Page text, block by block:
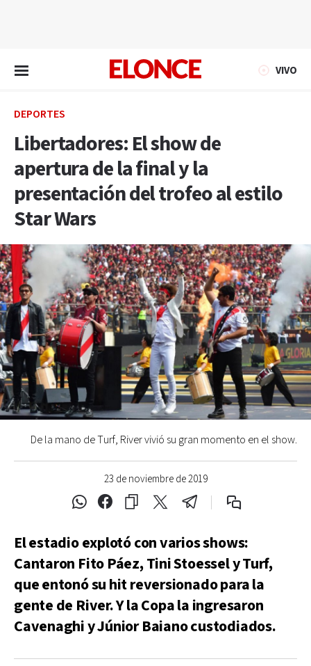
VIVO
DEPORTES
Libertadores: El show de
apertura de la final y la
presentación del trofeo al estilo
Star Wars
23 de noviembre de 2019
De la mano de Turf, River vivió su gran momento en el show.
El estadio explotó con varios shows:
Cantaron Fito Páez, Tini Stoessel y Turf,
que entonó su hit reversionado para la
gente de River. Y la Copa la ingresaron
Cavenaghi y Júnior Baiano custodiados.